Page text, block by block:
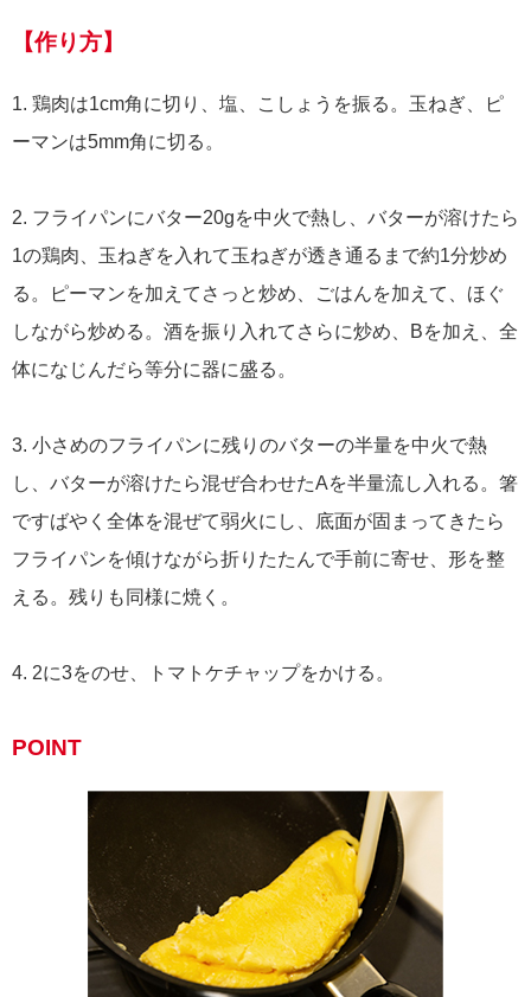
【作り方】
1. 鶏肉は1cm角に切り、塩、こしょうを振る。玉ねぎ、ピ
ーマンは5mm角に切る。
2. フライパンにバター20gを中火で熱し、バターが溶けたら
1の鶏肉、玉ねぎを入れて玉ねぎが透き通るまで約1分炒め
る。ピーマンを加えてさっと炒め、ごはんを加えて、ほぐ
しながら炒める。酒を振り入れてさらに炒め、Bを加え、全
体になじんだら等分に器に盛る。
3. 小さめのフライパンに残りのバターの半量を中火で熱
し、バターが溶けたら混ぜ合わせたAを半量流し入れる。箸
ですばやく全体を混ぜて弱火にし、底面が固まってきたら
フライパンを傾けながら折りたたんで手前に寄せ、形を整
える。残りも同様に焼く。
4. 2に3をのせ、トマトケチャップをかける。
POINT